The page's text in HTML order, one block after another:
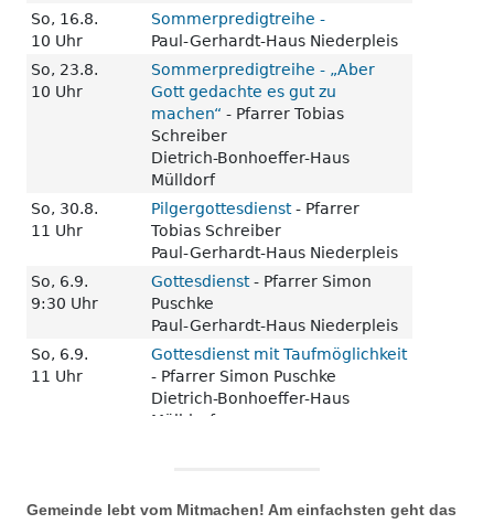
Gemeinde lebt vom Mitmachen! Am einfachsten geht das